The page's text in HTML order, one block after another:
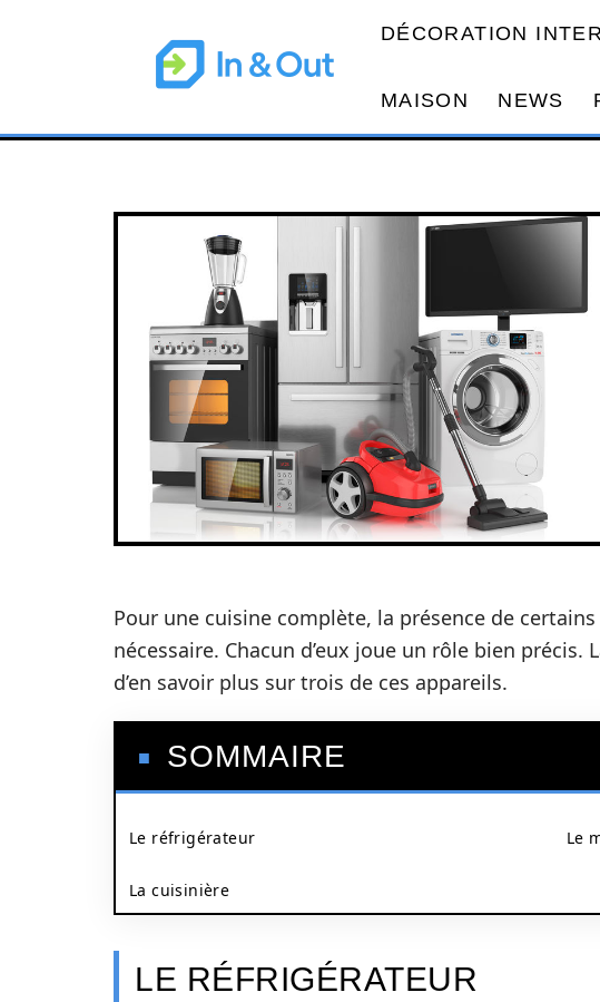
DÉCORATION
MAISON NEWS
Pour une cuisine complète, la présence de certains
nécessaire. Chacun d’eux joue un rôle bien
d’en savoir plus sur trois de ces appareils.
SOMMAIRE
Le réfrigérateur
La cuisinière
Le
LE RÉFRIGÉRATEUR